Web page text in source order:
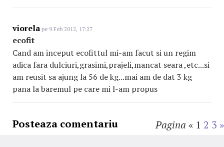
viorela pe 9 Feb 2012, 17:27
ecofit
Cand am inceput ecofittul mi-am facut si un regim
adica fara dulciuri,grasimi,prajeli,mancat seara ,etc...si
am reusit sa ajung la 56 de kg...mai am de dat 3 kg
pana la baremul pe care mi l-am propus
Pagina « 1 2 3 »
Posteaza comentariu